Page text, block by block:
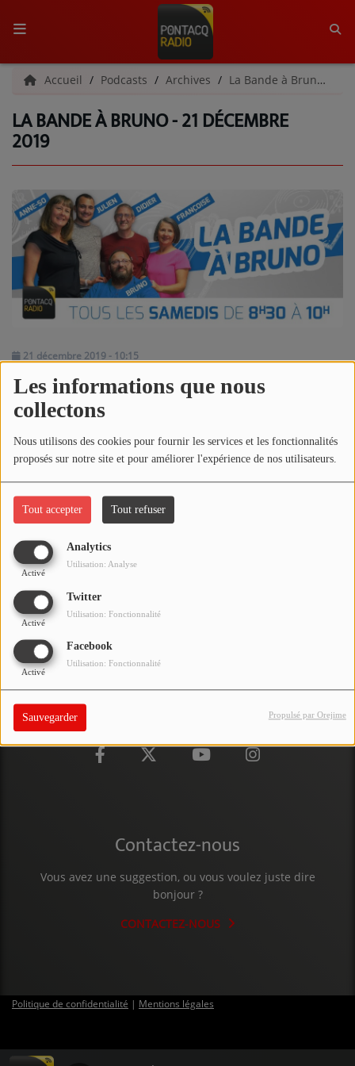
Les informations que nous
collectons
Nous utilisons des cookies pour fournir les services et les fonctionnalités
proposés sur notre site et pour améliorer l'expérience de nos utilisateurs.
Tout accepter Tout refuser
Analytics
Activé
Utilisation: Analyse
Twitter
Activé
Utilisation: Fonctionnalité
Facebook
Activé
Utilisation: Fonctionnalité
Sauvegarder Propulsé par Orejime
ACCUEIL
RADIO
L'ÉQUIPE
GRILLE DES PROGRAMMES
C'ÉTAIT QUOI CE TITRE ?
MÉDIAS
NOS PROGRAMMES COURTS
ARCHIVES - SAISONS PASSÉES
PHOTOS
ANNONCEURS & ESPACE PRO
VOTRE PUBLICITÉ SUR PONTACQ RADIO
LOCATION DE STUDIOS
ÉDUCATION AUX MÉDIAS ET À
L'INFORMATION
EN QUOI ÇA CONSISTE ?
PARTICIPEZ
JEUX CONCOURS
CRÉATIONS AUDIOVISUELLES
Accueil Podcasts Archives La Bande à Bruno | Archives
LA BANDE À BRUNO - 21 DÉCEMBRE
2019
21 décembre 2019 - 10:15
Écouter le podcast
Télécharger le podcast
décembre 2019 !
Contactez-nous
Vous avez une suggestion, ou vous voulez juste dire
bonjour ?
CONTACTEZ-NOUS
Politique de confidentialité | Mentions légales